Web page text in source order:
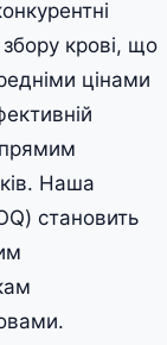
збору крові, що
цінами
прямим
Наша
становить